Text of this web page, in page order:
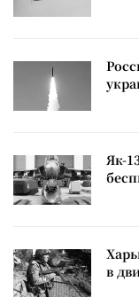
Як-
в